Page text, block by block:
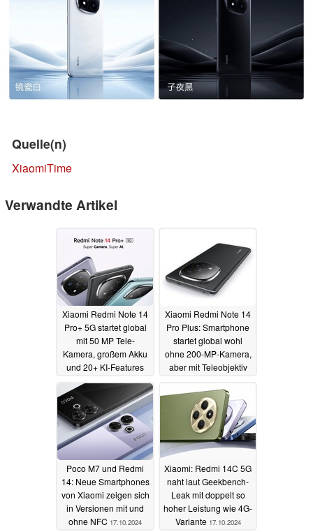
Quelle(n)
XiaomiTime
Verwandte Artikel
Xiaomi Redmi Note 14
Pro+ 5G startet global
mit 50 MP Tele-
Kamera, großem Akku
und 20+ KI-Features
09.12.2024
Xiaomi Redmi Note 14
Pro Plus: Smartphone
startet global wohl
ohne 200-MP-Kamera,
aber mit Teleobjektiv
Poco M7 und Redmi
14: Neue Smartphones
von Xiaomi zeigen sich
in Versionen mit und
ohne NFC 17.10.2024
Xiaomi: Redmi 14C 5G
naht laut Geekbench-
Leak mit doppelt so
hoher Leistung wie 4G-
Variante 17.10.2024